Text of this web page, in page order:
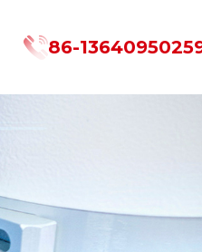
86-